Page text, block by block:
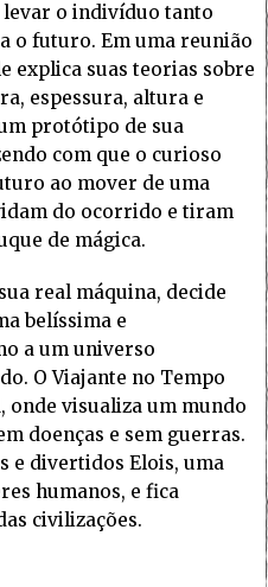
levar o indivíduo tanto
o futuro. Em uma reunião
explica suas teorias sobre
espessura, altura e
protótipo de sua
com que o curioso
ao mover de uma
do ocorrido e tiram
de mágica.
real máquina, decide
belíssima e
a um universo
O Viajante no Tempo
onde visualiza um mundo
doenças e sem guerras.
e divertidos Elois, uma
humanos, e fica
civilizações.